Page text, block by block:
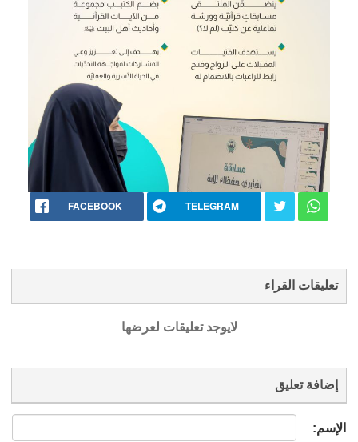
FACEBOOK TELEGRAM
تعليقات القراء
لايوجد تعليقات لعرضها
إضافة تعليق
الإسم: